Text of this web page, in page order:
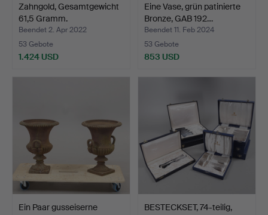
Zahngold, Gesamtgewicht
61,5 Gramm.
Beendet 2. Apr 2022
53 Gebote
1.424 USD
Eine Vase, grün patinierte
Bronze, GAB 192…
Beendet 11. Feb 2024
53 Gebote
853 USD
Ein Paar gusseiserne
BESTECKSET, 74-teilig,